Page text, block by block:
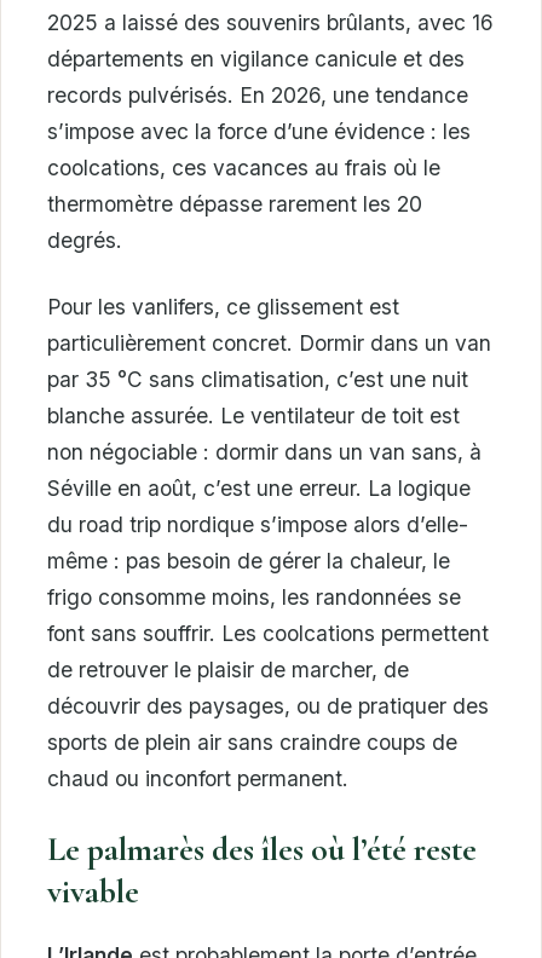
2025 a laissé des souvenirs brûlants, avec 16
départements en vigilance canicule et des
records pulvérisés. En 2026, une tendance
s’impose avec la force d’une évidence : les
coolcations, ces vacances au frais où le
thermomètre dépasse rarement les 20
degrés.
Pour les vanlifers, ce glissement est
particulièrement concret. Dormir dans un van
par 35 °C sans climatisation, c’est une nuit
blanche assurée. Le ventilateur de toit est
non négociable : dormir dans un van sans, à
Séville en août, c’est une erreur. La logique
du road trip nordique s’impose alors d’elle-
même : pas besoin de gérer la chaleur, le
frigo consomme moins, les randonnées se
font sans souffrir. Les coolcations permettent
de retrouver le plaisir de marcher, de
découvrir des paysages, ou de pratiquer des
sports de plein air sans craindre coups de
chaud ou inconfort permanent.
Le palmarès des îles où l’été reste
vivable